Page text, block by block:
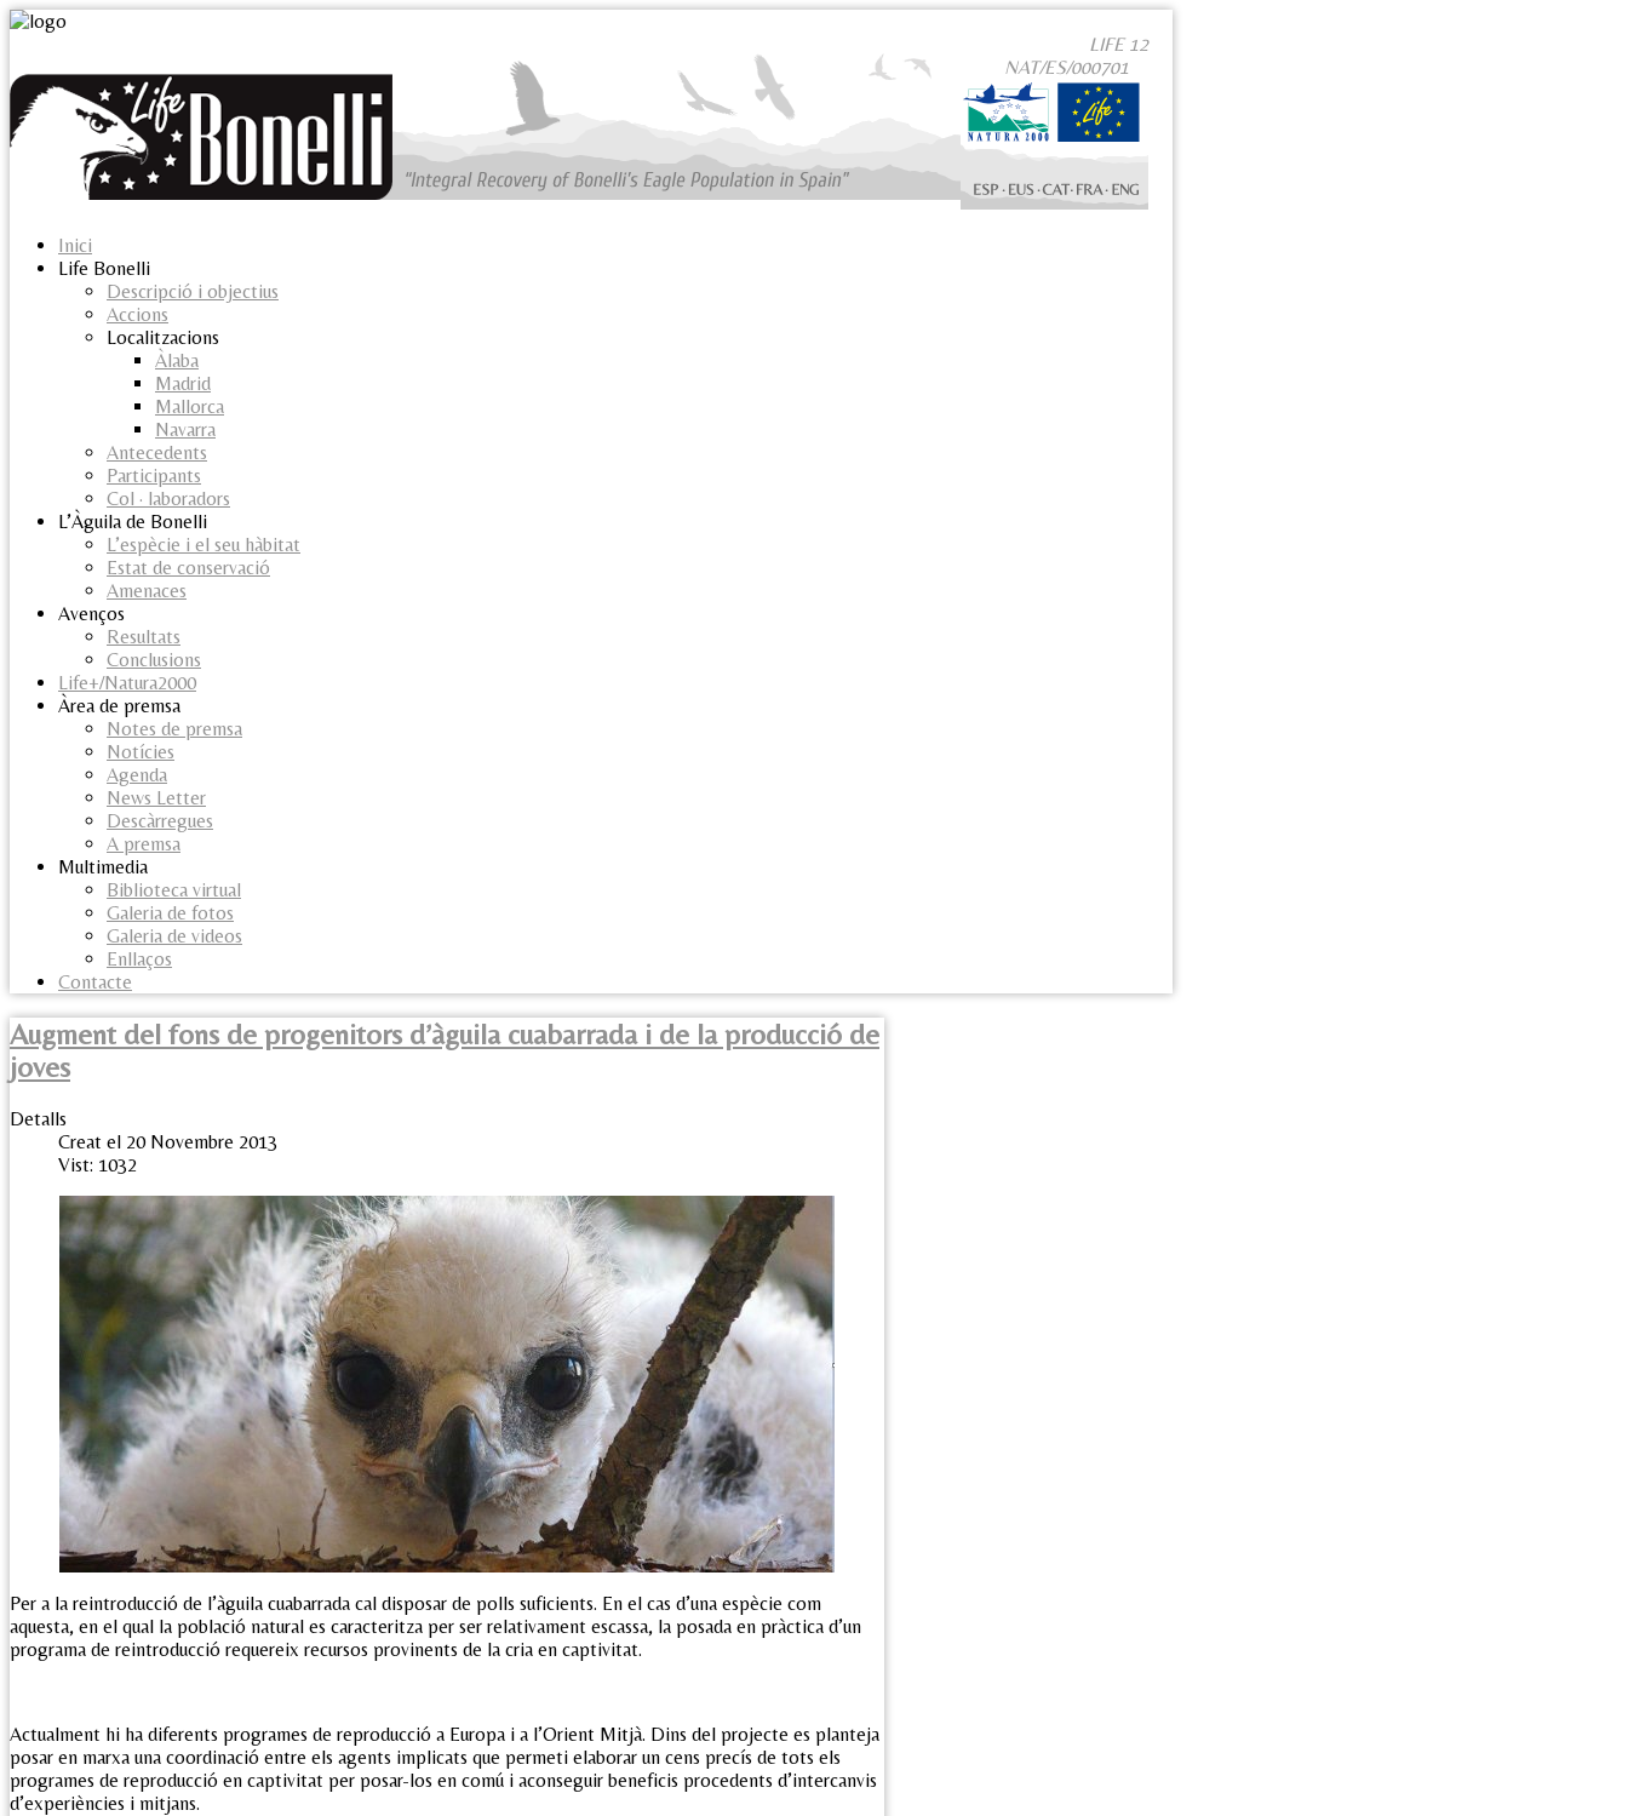
LIFE 12
NAT/ES/000701
Inici
Life Bonelli
Descripció i objectius
Accions
Localitzacions
Àlaba
Madrid
Mallorca
Navarra
Antecedents
Participants
Col · laboradors
L’Àguila de Bonelli
L’espècie i el seu hàbitat
Estat de conservació
Amenaces
Avenços
Resultats
Conclusions
Life+/Natura2000
Àrea de premsa
Notes de premsa
Notícies
Agenda
News Letter
Descàrregues
A premsa
Multimedia
Biblioteca virtual
Galeria de fotos
Galeria de videos
Enllaços
Contacte
Augment del fons de progenitors d’àguila cuabarrada i de la producció de
joves
Detalls
Creat el 20 Novembre 2013
Vist: 1032
Per a la reintroducció de l’àguila cuabarrada cal disposar de polls suficients. En el cas d’una espècie com
aquesta, en el qual la població natural es caracteritza per ser relativament escassa, la posada en pràctica d’un
programa de reintroducció requereix recursos provinents de la cria en captivitat.
Actualment hi ha diferents programes de reproducció a Europa i a l’Orient Mitjà. Dins del projecte es planteja
posar en marxa una coordinació entre els agents implicats que permeti elaborar un cens precís de tots els
programes de reproducció en captivitat per posar-los en comú i aconseguir beneficis procedents d’intercanvis
d’experiències i mitjans.